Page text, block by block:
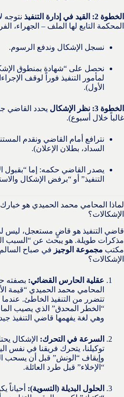
الخطوة 2: القيد في إدارة التنفيذ
نتوجه
المحكمة التابع لها الملف – الجهراء،
نسجل الإشكال وندفع الرسوم.
نحصل على “شهادة بمنطوق
لمأمور التنفيذ فوراً لوقف
الأول).
الخطوة 3: نظر الإشكال
يحدد القاضي
غالباً خلال أسبوع).
نترافع أمام القاضي ونقدم
السداد، بطلان الإعلان).
يصدر القاضي حكمه: إما “بقبول
التنفيذ” أو “برفض الإشكال
لماذا المحامي محمد الحميدي هو
الإشكالات؟
قاضي التنفيذ هو قاضٍ مستعجل، ليس
مذكرات طويلة. هو يبحث عن “السبب
مكتب مجموعة الوجيز في صباح
الإشكالات؟
عقلية الحارس القضائي: بصفته
المحامي محمد الحميدي “قيمة
تتضرر من التنفيذ الخاطئ. عندما
“الخطر المحدق” الذي يصيب المال
وهي لغة يفهمها قاضي التنفيذ
السرعة في التحرك: الإشكال
توكيلنا، يتحرك فريقنا في نفس
وإيقاف “الونش” قبل أن يسحب
“الإخلاء” قبل طرد العائلة.
الحلول البديلة (التسوية): أحياناً